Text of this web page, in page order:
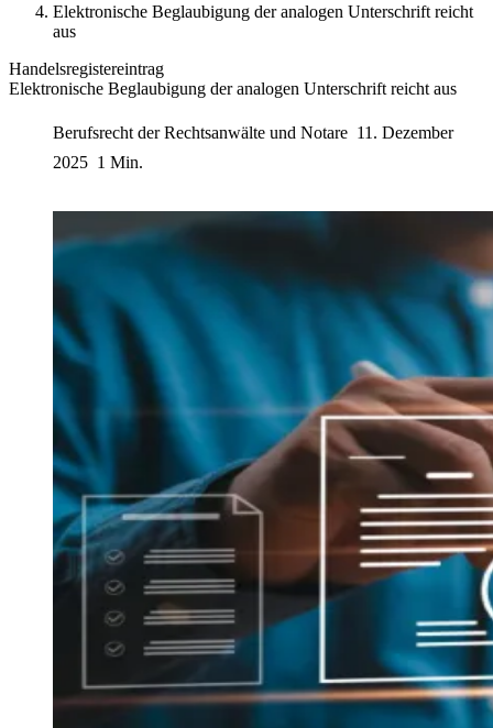
Elektronische Beglaubigung der analogen Unterschrift reicht
aus
Handelsregistereintrag
Elektronische Beglaubigung der analogen Unterschrift reicht aus
Berufsrecht der Rechtsanwälte und Notare 11. Dezember
2025 1 Min.